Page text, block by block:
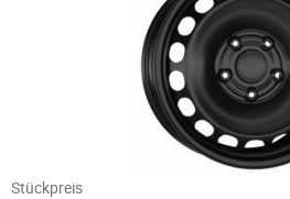
Stückpreis